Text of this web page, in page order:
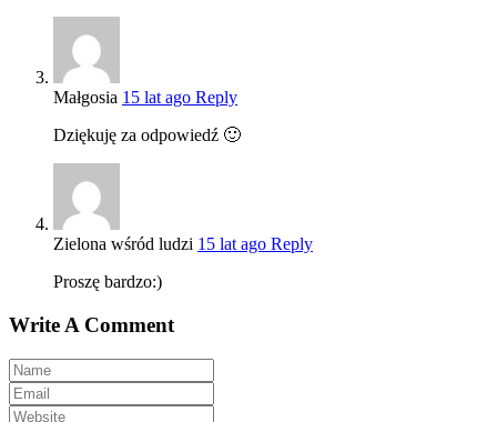
Małgosia 15 lat ago Reply
Dziękuję za odpowiedź 🙂
Zielona wśród ludzi 15 lat ago Reply
Proszę bardzo:)
Write A Comment